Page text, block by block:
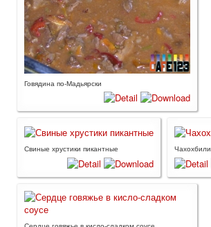
Говядина по-Мадьярски
Свиные хрустики пикантные Чахохбили